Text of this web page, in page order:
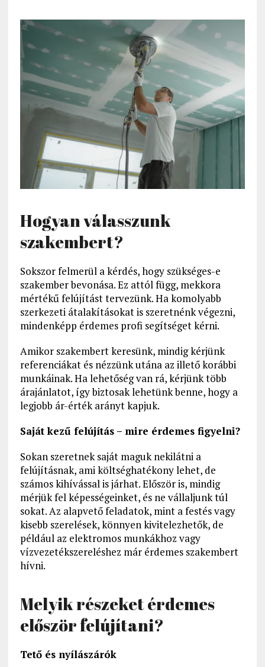
Hogyan válasszunk
szakembert?
Sokszor felmerül a kérdés, hogy szükséges-e
szakember bevonása. Ez attól függ, mekkora
mértékű felújítást tervezünk. Ha komolyabb
szerkezeti átalakításokat is szeretnénk végezni,
mindenképp érdemes profi segítséget kérni.
Amikor szakembert keresünk, mindig kérjünk
referenciákat és nézzünk utána az illető korábbi
munkáinak. Ha lehetőség van rá, kérjünk több
árajánlatot, így biztosak lehetünk benne, hogy a
legjobb ár-érték arányt kapjuk.
Saját kezű felújítás – mire érdemes figyelni?
Sokan szeretnek saját maguk nekilátni a
felújításnak, ami költséghatékony lehet, de
számos kihívással is járhat. Először is, mindig
mérjük fel képességeinket, és ne vállaljunk túl
sokat. Az alapvető feladatok, mint a festés vagy
kisebb szerelések, könnyen kivitelezhetők, de
például az elektromos munkákhoz vagy
vízvezetékszereléshez már érdemes szakembert
hívni.
Melyik részeket érdemes
először felújítani?
Tető és nyílászárók